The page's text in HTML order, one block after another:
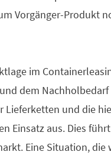
Vorgänger-Produkt
im
dem
und die
Einsatz aus. Dies
Eine Situation,